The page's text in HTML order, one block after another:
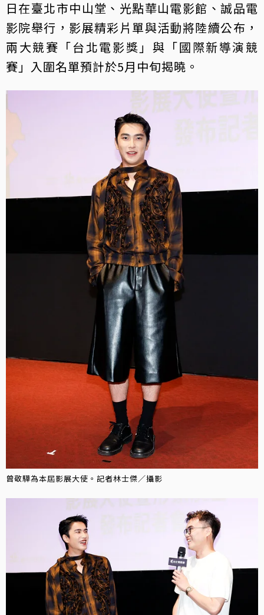
日在臺北市中山堂、光點華山電影館、誠品電
影院舉行，影展精彩片單與活動將陸續公布，
兩大競賽「台北電影獎」與「國際新導演競
賽」入圍名單預計於5月中旬揭曉。
曾敬驊為本屆影展大使。記者林士傑／攝影